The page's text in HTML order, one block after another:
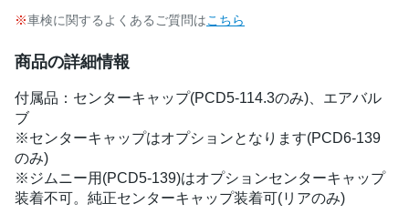
車検に関するよくあるご質問はこちら
商品の詳細情報
付属品：センターキャップ(PCD5-114.3のみ)、エアバル
ブ
※センターキャップはオプションとなります(PCD6-139
のみ)
※ジムニー用(PCD5-139)はオプションセンターキャップ
装着不可。純正センターキャップ装着可(リアのみ)